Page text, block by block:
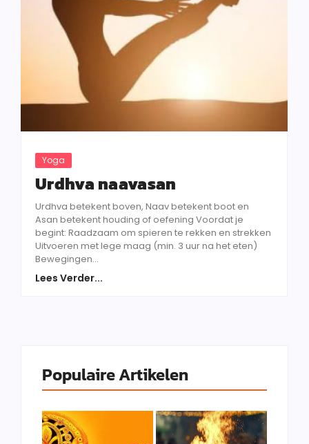
Yoga
Urdhva naavasan
Urdhva betekent boven, Naav betekent boot en
Asan betekent houding of oefening Voordat je
begint: Raadzaam om spieren te rekken en strekken
Uitvoeren met lege maag (min. 3 uur na het eten)
Bewegingen...
Lees Verder...
Populaire Artikelen